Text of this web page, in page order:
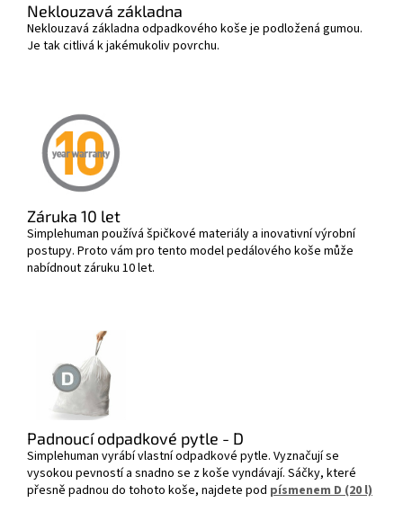
Neklouzavá základna
Neklouzavá základna odpadkového koše je podložená gumou.
Je tak citlivá k jakémukoliv povrchu.
Záruka 10 let
Simplehuman používá špičkové materiály a inovativní výrobní
postupy. Proto vám pro tento model pedálového koše může
nabídnout záruku 10 let.
Padnoucí odpadkové pytle - D
Simplehuman vyrábí vlastní odpadkové pytle. Vyznačují se
vysokou pevností a snadno se z koše vyndávají. Sáčky, které
přesně padnou do tohoto koše, najdete pod písmenem D (20 l)